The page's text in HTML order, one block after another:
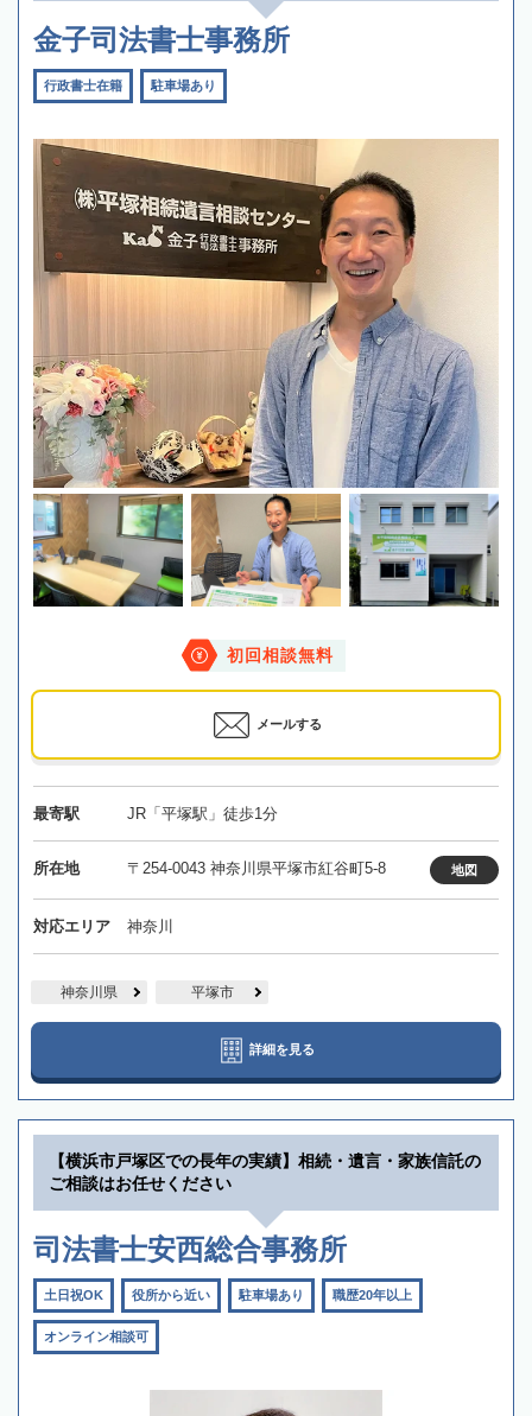
金子司法書士事務所
行政書士在籍 駐車場あり
初回相談無料
メールする
最寄駅 JR「平塚駅」徒歩1分
所在地 〒254-0043 神奈川県平塚市紅谷町5-8 地図
対応エリア 神奈川
神奈川県 平塚市
詳細を見る
【横浜市戸塚区での長年の実績】相続・遺言・家族信託の
ご相談はお任せください
司法書士安西総合事務所
土日祝OK 役所から近い 駐車場あり 職歴20年以上
オンライン相談可